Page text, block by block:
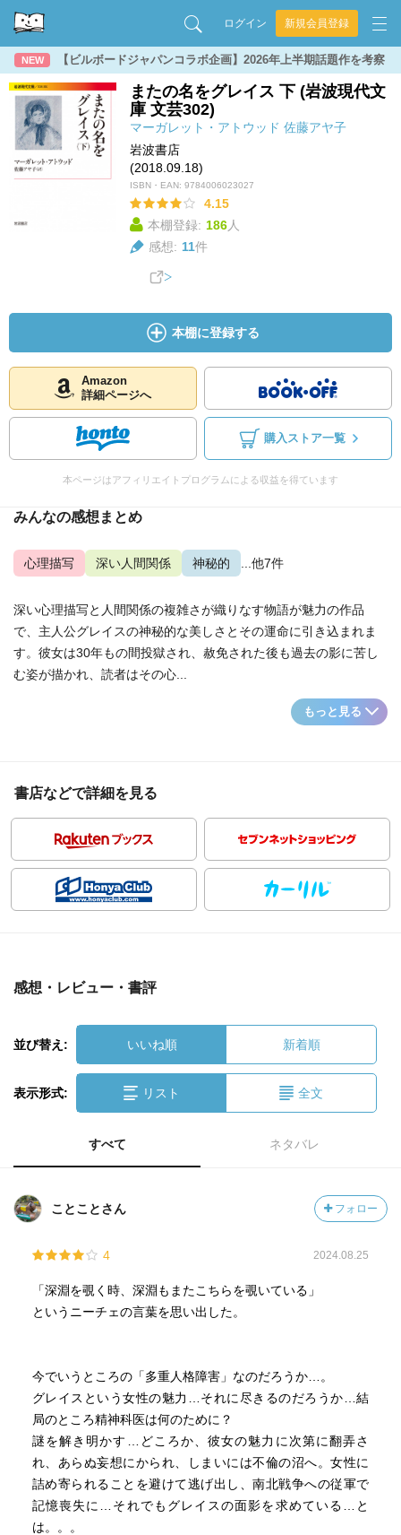
ログイン 新規会員登録
NEW 【ビルボードジャパンコラボ企画】2026年上半期話題作を考察
またの名をグレイス 下 (岩波現代文
庫 文芸302)
マーガレット・アトウッド 佐藤アヤ子
岩波書店
(2018.09.18)
ISBN・EAN: 9784006023027
4.15
本棚登録: 186人
感想: 11件
本棚に登録する
Amazon
詳細ページへ
購入ストア一覧
本ページはアフィリエイトプログラムによる収益を得ています
みんなの感想まとめ
心理描写 深い人間関係 神秘的 ...他7件
深い心理描写と人間関係の複雑さが織りなす物語が魅力の作品
で、主人公グレイスの神秘的な美しさとその運命に引き込まれま
す。彼女は30年もの間投獄され、赦免された後も過去の影に苦し
む姿が描かれ、読者はその心...
もっと見る
書店などで詳細を見る
感想・レビュー・書評
並び替え: いいね順 新着順
表示形式: リスト 全文
すべて ネタバレ
ことことさん フォロー
4 2024.08.25
「深淵を覗く時、深淵もまたこちらを覗いている」
というニーチェの言葉を思い出した。
今でいうところの「多重人格障害」なのだろうか…。
グレイスという女性の魅力…それに尽きるのだろうか…結
局のところ精神科医は何のために？
謎を解き明かす…どころか、彼女の魅力に次第に翻弄さ
れ、あらぬ妄想にかられ、しまいには不倫の沼へ。女性に
詰め寄られることを避けて逃げ出し、南北戦争への従軍で
記憶喪失に…それでもグレイスの面影を求めている…と
は。。。